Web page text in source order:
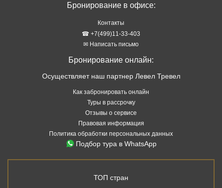
Бронирование в офисе:
Контакты
☎ +7(499)11-33-403
✉ Написать письмо
Бронирование онлайн:
Осуществляет наш партнер Левел Тревел
Как забронировать онлайн
Туры в рассрочку
Отзывы о сервисе
Правовая информация
Политика обработки персональных данных
Подбор тура в WhatsApp
ТОП стран